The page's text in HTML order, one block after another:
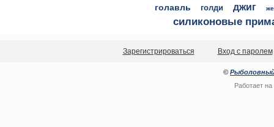
голавль голди джиг
силиконовые
Зарегистрироваться Вход с паролем
© Рыболовный
Работает